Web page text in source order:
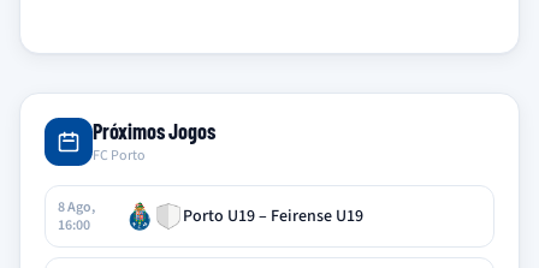
Próximos Jogos
FC Porto
8 Ago,
16:00
Porto U19 – Feirense U19